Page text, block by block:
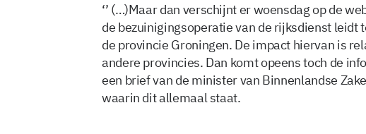
‘’ (…)Maar dan verschijnt er woensdag op de
de bezuinigingsoperatie van de rijksdienst leidt
de provincie Groningen. De impact hiervan is
andere provincies. Dan komt opeens toch de
een brief van de minister van Binnenlandse
waarin dit allemaal staat.